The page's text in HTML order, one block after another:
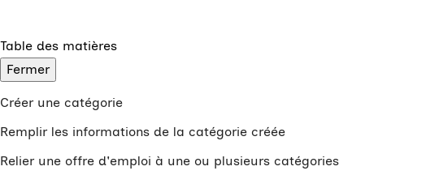
Table des matières
Fermer
Créer une catégorie
Remplir les informations de la catégorie créée
Relier une offre d'emploi à une ou plusieurs catégories